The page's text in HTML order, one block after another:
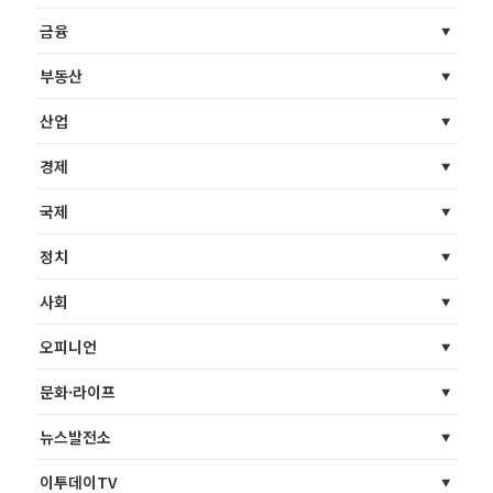
금융
부동산
산업
경제
국제
정치
사회
오피니언
문화·라이프
뉴스발전소
이투데이TV